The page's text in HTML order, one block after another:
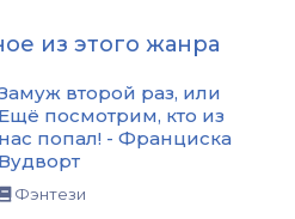
из этого жанра
второй раз, или
Ещё посмотрим, кто из
нас попал! - Франциска
Вудворт
Фэнтези